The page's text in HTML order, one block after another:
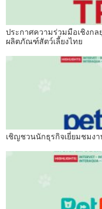
ประกาศความร่วมมือเชิงก
ผลิตภัณฑ์สัตว์เลี้ยงไทย
เชิญชวนนักธุรกิจเยี่ยมชมงา